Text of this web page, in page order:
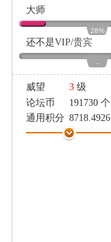
家
大师
28%
还不是VIP/贵宾
-
威望 3 级
论坛币
191730 个
通用积分 8718.4926
学术水平
33 点